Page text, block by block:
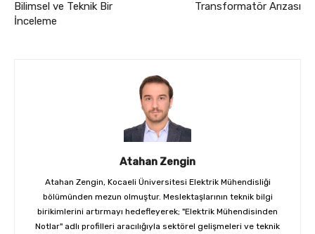
Bilimsel ve Teknik Bir
İnceleme
Transformatör Arızası
Atahan Zengin
Atahan Zengin, Kocaeli Üniversitesi Elektrik Mühendisliği
bölümünden mezun olmuştur. Meslektaşlarının teknik bilgi
birikimlerini artırmayı hedefleyerek; "Elektrik Mühendisinden
Notlar" adlı profilleri aracılığıyla sektörel gelişmeleri ve teknik